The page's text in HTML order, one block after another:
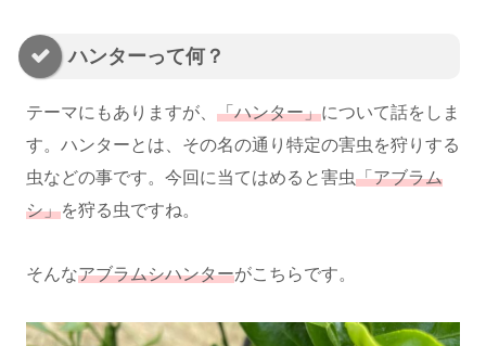
ハンターって何？
テーマにもありますが、 「ハンター」について話をしま
す。ハンターとは、その名の通り特定の害虫を狩りする
虫などの事です。今回に当てはめると害虫「アブラム
シ」を狩る虫ですね。
そんなアブラムシハンターがこちらです。